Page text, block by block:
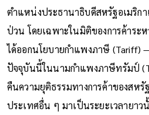
ตำแหน่งประธานาธิบดีสหรัฐอเมริก
ป่วน โดยเฉพาะในมิติของการค้าระ
ได้ออกนโยบายกำแพงภาษี (Tariff)
ปัจจุบันนี้ในนามกำแพงภาษีทรัมป์
คืนความยุติธรรมทางการค้าของสหรั
ประเทศอื่น ๆ มาเป็นระยะเวลายาว